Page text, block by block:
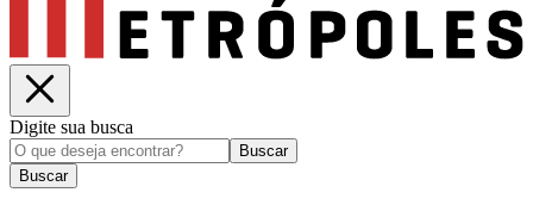
Digite sua busca
Buscar
Buscar